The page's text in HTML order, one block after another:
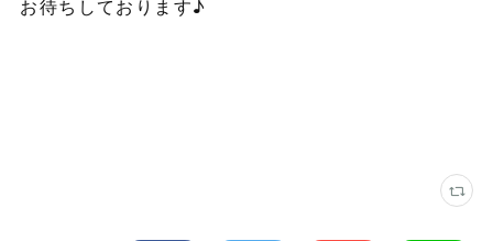
お待ちしております♪